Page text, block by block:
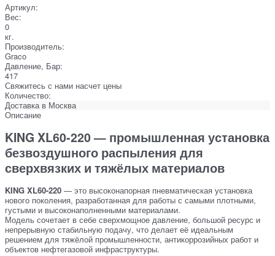
Артикул:
Вес:
0
кг.
Производитель:
Graco
Давление, Бар:
417
Свяжитесь с нами насчет цены
Количество:
Доставка в Москва
Описание
KING XL60-220 — промышленная установка
безвоздушного распыления для
сверхвязких и тяжёлых материалов
KING XL60-220 — это высоконапорная пневматическая установка
нового поколения, разработанная для работы с самыми плотными,
густыми и высоконаполненными материалами.
Модель сочетает в себе сверхмощное давление, большой ресурс и
непрерывную стабильную подачу, что делает её идеальным
решением для тяжёлой промышленности, антикоррозийных работ и
объектов нефтегазовой инфраструктуры.